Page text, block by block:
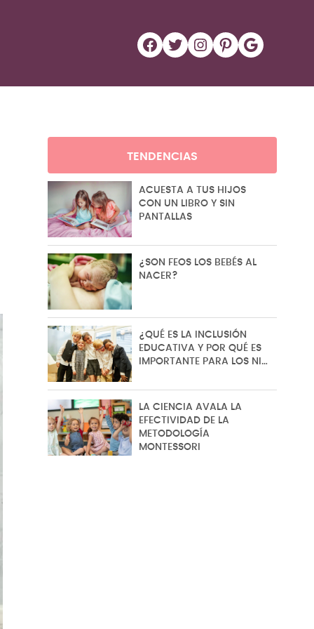
Facebook Twitter Instagram Pinterest Google
TENDENCIAS
ACUESTA A TUS HIJOS
CON UN LIBRO Y SIN
PANTALLAS
¿SON FEOS LOS BEBÉS AL
NACER?
¿QUÉ ES LA INCLUSIÓN
EDUCATIVA Y POR QUÉ ES
IMPORTANTE PARA LOS NI…
LA CIENCIA AVALA LA
EFECTIVIDAD DE LA
METODOLOGÍA
MONTESSORI